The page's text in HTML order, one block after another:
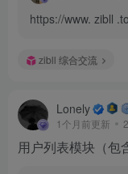
https://www. zibll
zibll 综合交流
Lonely
1个月前更新
用户列表模块（包